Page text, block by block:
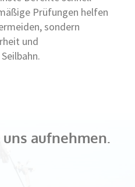
Prüfungen helfen
sondern
und
aufnehmen.